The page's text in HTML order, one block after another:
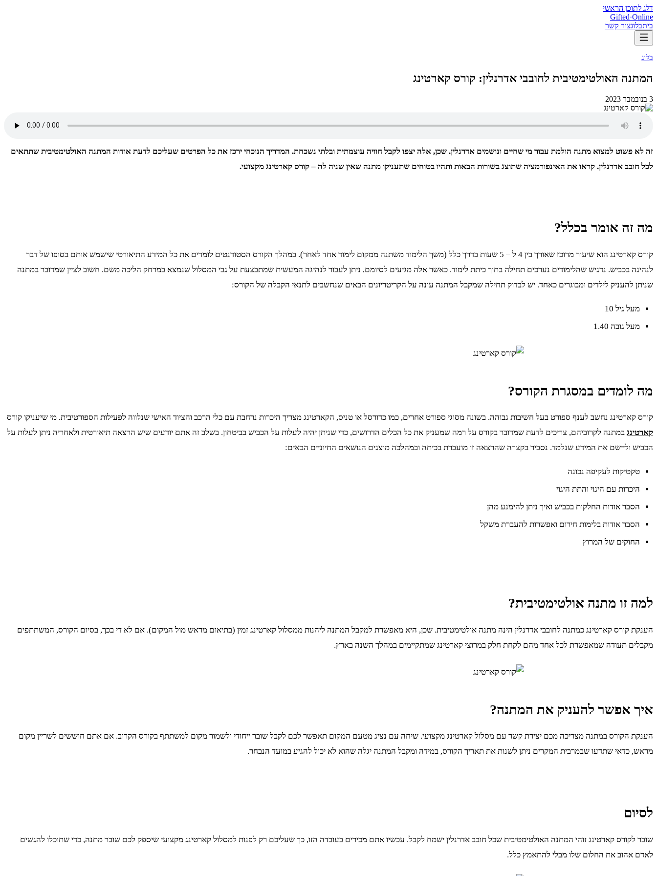
דלג לתוכן הראשי
Gifted·Online
ביתבלוגצור קשר
בלוג
המתנה האולטימטיבית לחובבי אדרנלין: קורס קארטינג
3 בנובמבר 2023
זה לא פשוט למצוא מתנה הולמת עבור מי שחיים ונושמים אדרנלין. שכן, אלה יצפו לקבל חוויה עוצמתית ובלתי נשכחת. המדריך הנוכחי ירכז את כל הפרטים שעליכם לדעת אודות המתנה האולטימטיבית שתתאים
לכל חובב אדרנלין. קראו את האינפורמציה שתוצג בשורות הבאות ותהיו בטוחים שתעניקו מתנה שאין שניה לה – קורס קארטינג מקצועי.
מה זה אומר בכלל?
קורס קארטינג הוא שיעור מרוכז שאורך בין 4 ל – 5 שעות בדרך כלל (משך הלימוד משתנה ממקום לימוד אחד לאחר). במהלך הקורס הסטודנטים לומדים את כל המידע התיאורטי שישמש אותם בסופו של דבר
לנהיגה בכביש. נדגיש שהלימודים נערכים תחילה בתוך כיתת לימוד. כאשר אלה מגיעים לסיומם, ניתן לעבור לנהיגה המעשית שמתבצעת על גבי המסלול שנמצא במרחק הליכה משם. חשוב לציין שמדובר במתנה
שניתן להעניק לילדים ומבוגרים כאחד. יש לבדוק תחילה שמקבל המתנה עונה על הקריטריונים הבאים שנחשבים לתנאי הקבלה של הקורס:
מעל גיל 10
מעל גובה 1.40
מה לומדים במסגרת הקורס?
קורס קארטינג נחשב לענף ספורט בעל חשיבות גבוהה. בשונה מסוגי ספורט אחרים, כמו כדורסל או טניס, הקארטינג מצריך היכרות נרחבת עם כלי הרכב והציוד האישי שנלווה לפעילות הספורטיבית. מי שיעניקו קורס
קארטינג במתנה לקרוביהם, צריכים לדעת שמדובר בקורס על רמה שמעניק את כל הכלים הדרושים, כדי שניתן יהיה לעלות על הכביש בביטחון. בשלב זה אתם יודעים שיש הרצאה תיאורטית ולאחריה ניתן לעלות על
הכביש וליישם את המידע שנלמד. נסביר בקצרה שהרצאה זו מועברת בכיתה ובמהלכה מוצגים הנושאים החיוניים הבאים:
טקטיקות לעקיפה נכונה
היכרות עם היגוי והתת היגוי
הסבר אודות החלקות בכביש ואיך ניתן להימנע מהן
הסבר אודות בלימות חירום ואפשרות להעברת משקל
החוקים של המרוץ
למה זו מתנה אולטימטיבית?
הענקת קורס קארטינג כמתנה לחובבי אדרנלין הינה מתנה אולטימטיבית. שכן, היא מאפשרת למקבל המתנה ליהנות ממסלול קארטינג זמין (בתיאום מראש מול המקום). אם לא די בכך, בסיום הקורס, המשתתפים
מקבלים תעודה שמאפשרת לכל אחד מהם לקחת חלק במרוצי קארטינג שמתקיימים במהלך השנה בארץ.
איך אפשר להעניק את המתנה?
הענקת הקורס במתנה מצריכה מכם יצירת קשר עם מסלול קארטינג מקצועי. שיחה עם נציג מטעם המקום תאפשר לכם לקבל שובר ייחודי ולשמור מקום למשתתף בקורס הקרוב. אם אתם חוששים לשריין מקום
מראש, כדאי שתדעו שבמרבית המקרים ניתן לשנות את תאריך הקורס, במידה ומקבל המתנה יגלה שהוא לא יכול להגיע במועד הנבחר.
לסיום
שובר לקורס קארטינג זוהי המתנה האולטימטיבית שכל חובב אדרנלין ישמח לקבל. עכשיו אתם מכירים בעובדה הזו, כך שעליכם רק לפנות למסלול קארטינג מקצועי שיספק לכם שובר מתנה, כדי שתוכלו להגשים
לאדם אהוב את החלום שלו מבלי להתאמץ כלל.